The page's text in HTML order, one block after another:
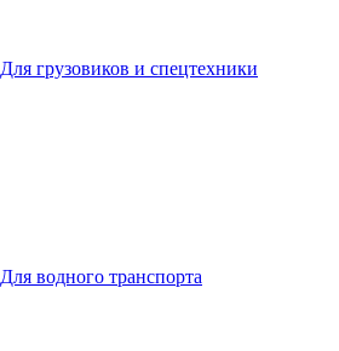
Для грузовиков и спецтехники
Для водного транспорта